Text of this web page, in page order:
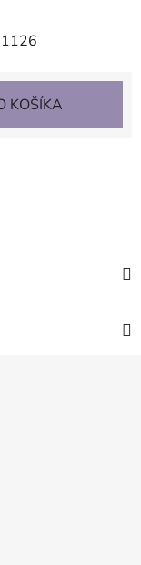
KOŠÍKA